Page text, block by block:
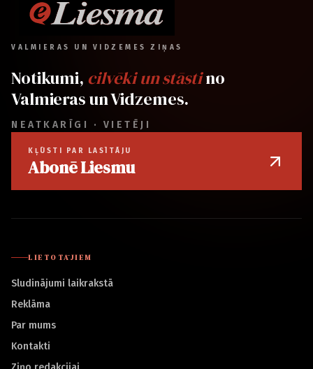
VALMIERAS UN VIDZEMES ZIŅAS
Notikumi, cilvēki un stāstino
Valmieras un Vidzemes.
NEATKARĪGI · VIETĒJI
KĻŪSTI PAR LASĪTĀJU
Abonē Liesmu
LIETOTĀJIEM
Sludinājumi laikrakstā
Reklāma
Par mums
Kontakti